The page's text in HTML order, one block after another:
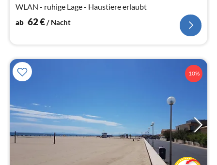
WLAN - ruhige Lage - Haustiere erlaubt
ab 62€/ Nacht
10%